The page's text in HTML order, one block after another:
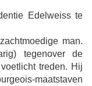
Edelweiss te
man.
tegenover de
treden. Hij
maatstaven